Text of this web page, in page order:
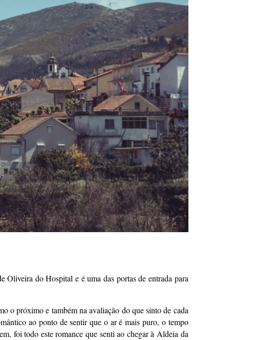
do Hospital e é uma das portas de entrada para
o próximo e também na avaliação do que sinto de cada
ao ponto de sentir que o ar é mais puro, o tempo
foi todo este romance que senti ao chegar à Aldeia da